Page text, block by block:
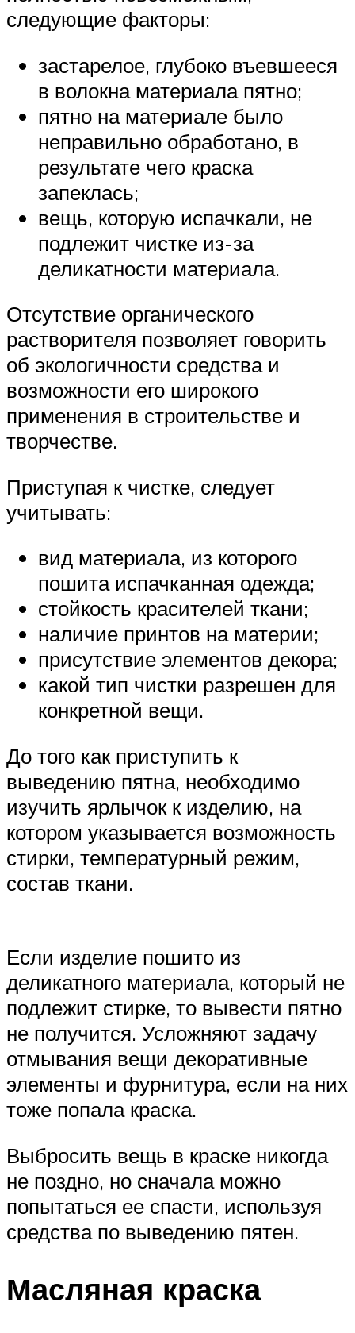
следующие факторы:
застарелое, глубоко въевшееся
в волокна материала пятно;
пятно на материале было
неправильно обработано, в
результате чего краска
запеклась;
вещь, которую испачкали, не
подлежит чистке из-за
деликатности материала.
Отсутствие органического
растворителя позволяет говорить
об экологичности средства и
возможности его широкого
применения в строительстве и
творчестве.
Приступая к чистке, следует
учитывать:
вид материала, из которого
пошита испачканная одежда;
стойкость красителей ткани;
наличие принтов на материи;
присутствие элементов декора;
какой тип чистки разрешен для
конкретной вещи.
До того как приступить к
выведению пятна, необходимо
изучить ярлычок к изделию, на
котором указывается возможность
стирки, температурный режим,
состав ткани.
Если изделие пошито из
деликатного материала, который не
подлежит стирке, то вывести пятно
не получится. Усложняют задачу
отмывания вещи декоративные
элементы и фурнитура, если на них
тоже попала краска.
Выбросить вещь в краске никогда
не поздно, но сначала можно
попытаться ее спасти, используя
средства по выведению пятен.
Масляная краска